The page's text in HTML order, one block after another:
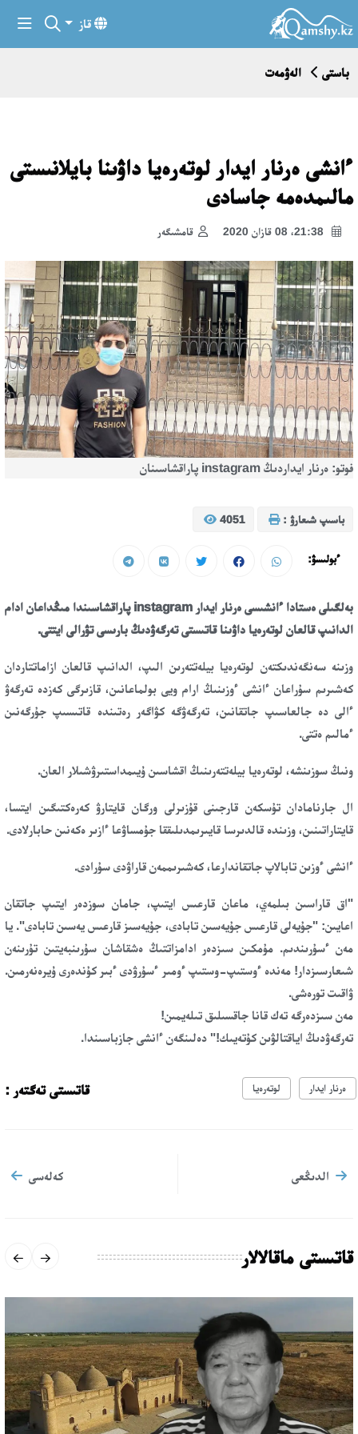
قاز
باستى الەۋمەت
ءانشى ەرنار ايدار لوتەرەيا داۋىنا بايلانىستى
مالىمدەمە جاسادى
قامشىگەر
فوتو: ەرنار ايداردىڭ instagram پاراقشاسىنان
باسىپ شىعارۋ : 4051
ءبولىسۋ:
بەلگىلى ەستادا ءانشىسى ەرنار ايدار instagram پاراقشاسىندا مىڭداعان ادام
الدانىپ قالعان لوتەرەيا داۋىنا قاتىستى تەرگەۋدىڭ بارىسى تۋرالى ايتتى.
وزىنە سەنگەندىكتەن لوتەرەيا بيلەتتەرىن الىپ، الدانىپ قالعان ازاماتتاردان
كەشىرىم سۇراعان ءانشى ءوزىنىڭ ارام ويى بولماعانىن، قازىرگى كەزدە تەرگەۋ
ءالى دە جالعاسىپ جاتقانىن، تەرگەۋگە كۋاگەر رەتىندە قاتىسىپ جۇرگەنىن
ءمالىم ەتتى.
ونىڭ سوزىنشە، لوتەرەيا بيلەتتەرىنىڭ اقشاسىن ۇيىمداستىرۋشىلار العان.
ال جارنامادان تۇسكەن قارجىنى قۇزىرلى ورگان قايتارۋ كەرەكتىگىن ايتسا،
قايتاراتىنىن، وزىندە قالدىرسا قايىرىمدىلىققا جۇمساۋعا ءازىر ەكەنىن حابارلادى.
ءانشى ءوزىن تابالاپ جاتقاندارعا، كەشىرىممەن قاراۋدى سۇرادى.
"اق قاراسىن بىلمەي، ماعان قارعىس ايتىپ، جامان سوزدەر ايتىپ جاتقان
اعايىن: "جۇيەلى قارعىس جۇيەسىن تابادى، جۇيەسىز قارعىس يەسىن تابادى". يا
مەن ءسۇرىندىم. مۇمكىن سىزدەر ادامزاتتىڭ ەشقاشان سۇرىنبەيتىن تۇرىنەن
شىعارسىزدار! مەندە ءوستىپ-وستىپ ءومىر ءسۇرۋدى ءبىر كۇندەرى ۇيرەنەرمىن.
ۋاقىت تورەشى.
مەن سىزدەرگە تەك قانا جاقسىلىق تىلەيمىن!
تەرگەۋدىڭ اياقتالۋىن كۇتەيىك!" دەلىنگەن ءانشى جازباسىندا.
قاتىستى تەگتەر : ەرنار ايدار لوتەرەيا
الدىڭعى كەلەسى
قاتىستى ماقالالار